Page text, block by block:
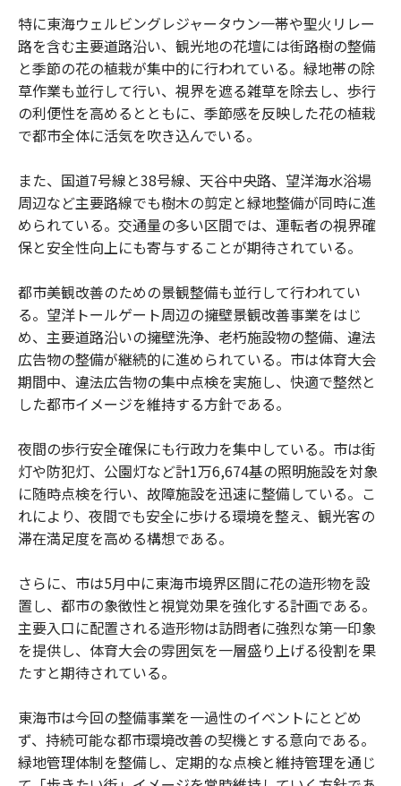
特に東海ウェルビングレジャータウン一帯や聖火リレー
路を含む主要道路沿い、観光地の花壇には街路樹の整備
と季節の花の植栽が集中的に行われている。緑地帯の除
草作業も並行して行い、視界を遮る雑草を除去し、歩行
の利便性を高めるとともに、季節感を反映した花の植栽
で都市全体に活気を吹き込んでいる。
また、国道7号線と38号線、天谷中央路、望洋海水浴場
周辺など主要路線でも樹木の剪定と緑地整備が同時に進
められている。交通量の多い区間では、運転者の視界確
保と安全性向上にも寄与することが期待されている。
都市美観改善のための景観整備も並行して行われてい
る。望洋トールゲート周辺の擁壁景観改善事業をはじ
め、主要道路沿いの擁壁洗浄、老朽施設物の整備、違法
広告物の整備が継続的に進められている。市は体育大会
期間中、違法広告物の集中点検を実施し、快適で整然と
した都市イメージを維持する方針である。
夜間の歩行安全確保にも行政力を集中している。市は街
灯や防犯灯、公園灯など計1万6,674基の照明施設を対象
に随時点検を行い、故障施設を迅速に整備している。こ
れにより、夜間でも安全に歩ける環境を整え、観光客の
滞在満足度を高める構想である。
さらに、市は5月中に東海市境界区間に花の造形物を設
置し、都市の象徴性と視覚効果を強化する計画である。
主要入口に配置される造形物は訪問者に強烈な第一印象
を提供し、体育大会の雰囲気を一層盛り上げる役割を果
たすと期待されている。
東海市は今回の整備事業を一過性のイベントにとどめ
ず、持続可能な都市環境改善の契機とする意向である。
緑地管理体制を整備し、定期的な点検と維持管理を通じ